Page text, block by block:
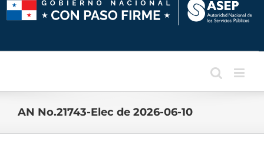
AN No.21743-Elec de 2026-06-10